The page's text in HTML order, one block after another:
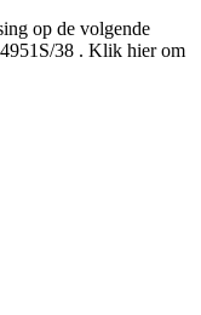
op de volgende
38 . Klik hier om